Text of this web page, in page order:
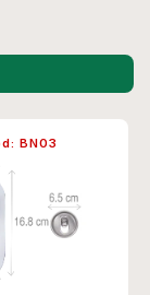
BN03